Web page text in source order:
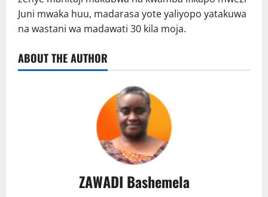
Juni mwaka huu, madarasa yote yaliyopo yatakuwa
na wastani wa madawati 30 kila moja.
ABOUT THE AUTHOR
ZAWADI Bashemela